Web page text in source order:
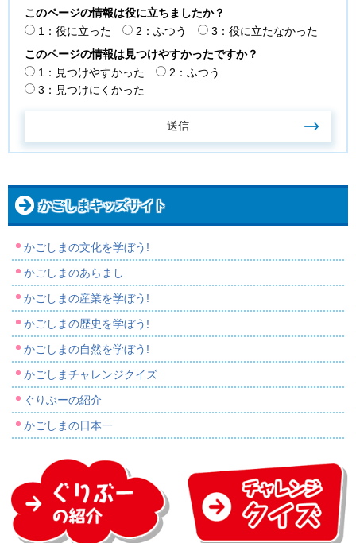
このページの情報は役に立ちましたか？
1：役に立った
2：ふつう
3：役に立たなかった
このページの情報は見つけやすかったですか？
1：見つけやすかった
2：ふつう
3：見つけにくかった
かごしまキッズサイト
かごしまの文化を学ぼう!
かごしまのあらまし
かごしまの産業を学ぼう!
かごしまの歴史を学ぼう!
かごしまの自然を学ぼう!
かごしまチャレンジクイズ
ぐりぶーの紹介
かごしまの日本一